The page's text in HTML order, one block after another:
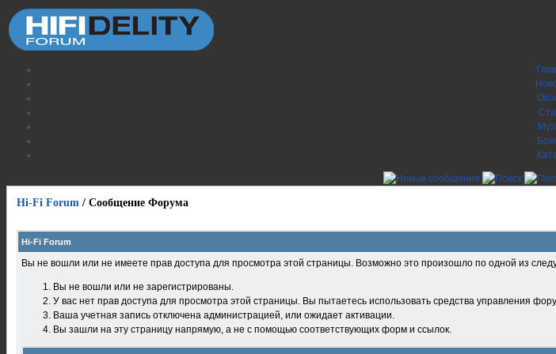
Hi-Fi Forum / Сообщение Форума
Hi-Fi Forum
Вы не вошли или не имеете прав доступа для просмотра этой страницы. Возможно это произошло по одной из
Вы не вошли или не зарегистрированы.
У вас нет прав доступа для просмотра этой страницы. Вы пытаетесь использовать средства управления
Ваша учетная запись отключена администрацией, или ожидает активации.
Вы зашли на эту страницу напрямую, а не с помощью соответствующих форм и ссылок.